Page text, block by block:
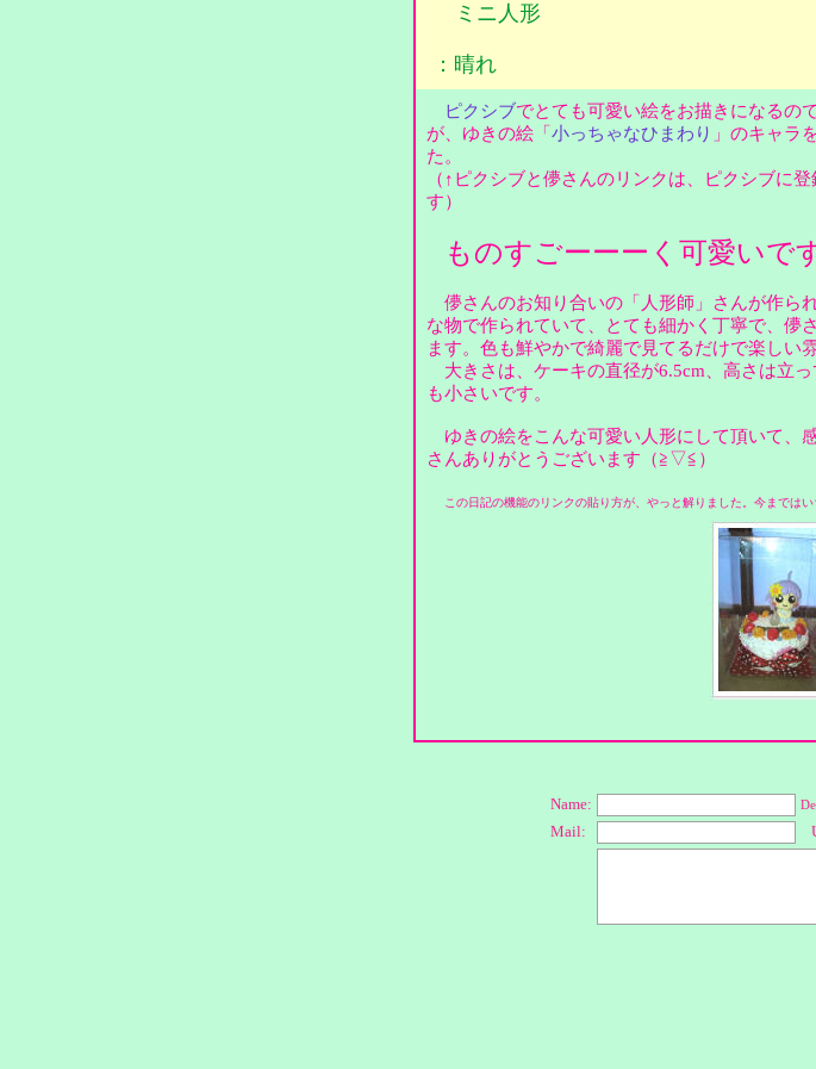
ミニ人形
：晴れ
ピクシブでとても可愛い絵をお描きになるの
が、ゆきの絵「 小っちゃなひまわり 」のキャラ
た。
（↑ピクシブと儚さんのリンクは、ピクシブに
す）
ものすごーーーく可愛いで
儚さんのお知り合いの「人形師」さんが作ら
な物で作られていて、とても細かく丁寧で、儚
ます。色も鮮やかで綺麗で見てるだけで楽しい
大きさは、ケーキの直径が6.5cm、高さは立
も小さいです。
ゆきの絵をこんな可愛い人形にして頂いて
さんありがとうございます（≧▽≦）
この日記の機能のリンクの貼り方が、やっと解りました。今までは
Name:
Mail: